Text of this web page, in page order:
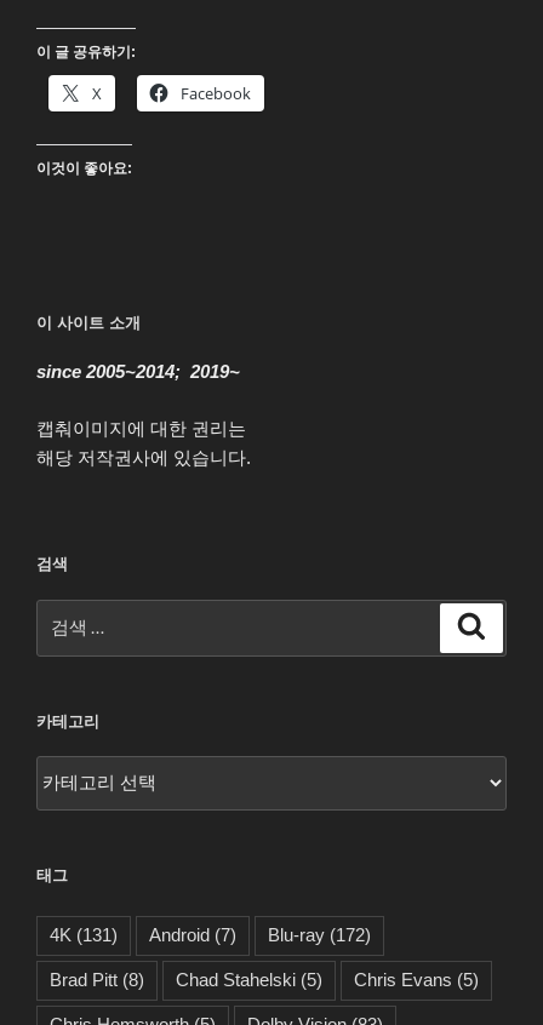
스
(Flashdance)
4K
UHD
Blu-
ray”
이 글 공유하기:
X Facebook
이것이 좋아요:
이 사이트 소개
since 2005~2014; 2019~
캡춰이미지에 대한 권리는
해당 저작권사에 있습니다.
검색
색:
카테고리
태그
4K (131) Android (7) Blu-ray (172)
Brad Pitt (8) Chad Stahelski (5) Chris Evans (5)